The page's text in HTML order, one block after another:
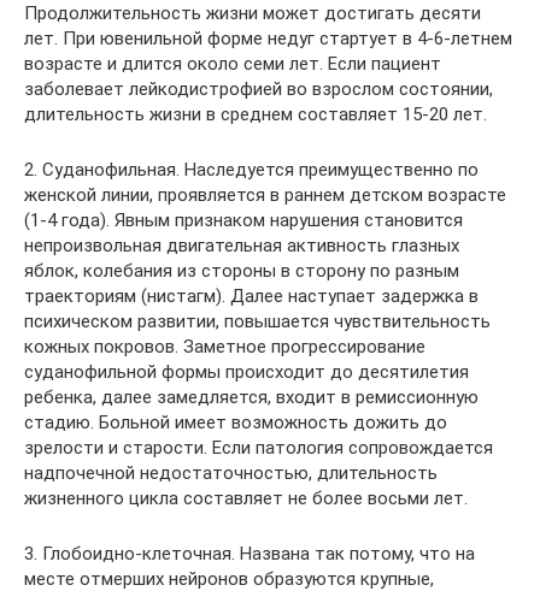
Продолжительность жизни может достигать десяти
лет. При ювенильной форме недуг стартует в 4-6-летнем
возрасте и длится около семи лет. Если пациент
заболевает лейкодистрофией во взрослом состоянии,
длительность жизни в среднем составляет 15-20 лет.
2. Суданофильная. Наследуется преимущественно по
женской линии, проявляется в раннем детском возрасте
(1-4 года). Явным признаком нарушения становится
непроизвольная двигательная активность глазных
яблок, колебания из стороны в сторону по разным
траекториям (нистагм). Далее наступает задержка в
психическом развитии, повышается чувствительность
кожных покровов. Заметное прогрессирование
суданофильной формы происходит до десятилетия
ребенка, далее замедляется, входит в ремиссионную
стадию. Больной имеет возможность дожить до
зрелости и старости. Если патология сопровождается
надпочечной недостаточностью, длительность
жизненного цикла составляет не более восьми лет.
3. Глобоидно-клеточная. Названа так потому, что на
месте отмерших нейронов образуются крупные,